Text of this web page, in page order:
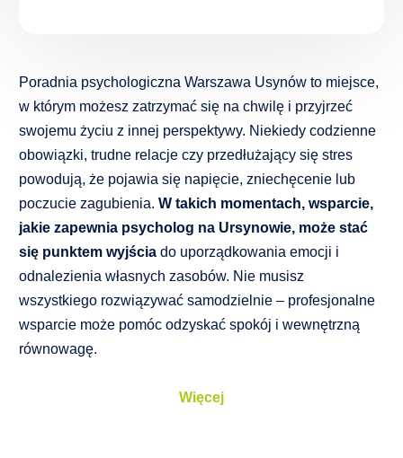
Poradnia psychologiczna Warszawa Usynów to miejsce,
w którym możesz zatrzymać się na chwilę i przyjrzeć
swojemu życiu z innej perspektywy. Niekiedy codzienne
obowiązki, trudne relacje czy przedłużający się stres
powodują, że pojawia się napięcie, zniechęcenie lub
poczucie zagubienia.W takich momentach, wsparcie,
jakie zapewnia psycholog na Ursynowie, może stać
się punktem wyjścia do uporządkowania emocji i
odnalezienia własnych zasobów. Nie musisz
wszystkiego rozwiązywać samodzielnie – profesjonalne
wsparcie może pomóc odzyskać spokój i wewnętrzną
równowagę.
Więcej